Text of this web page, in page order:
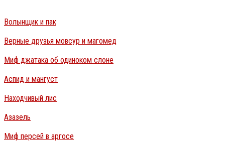
Волынщик и пак
Верные друзья мовсур и магомед
Миф джатака об одиноком слоне
Аспид и мангуст
Находчивый лис
Азазель
Миф персей в аргосе